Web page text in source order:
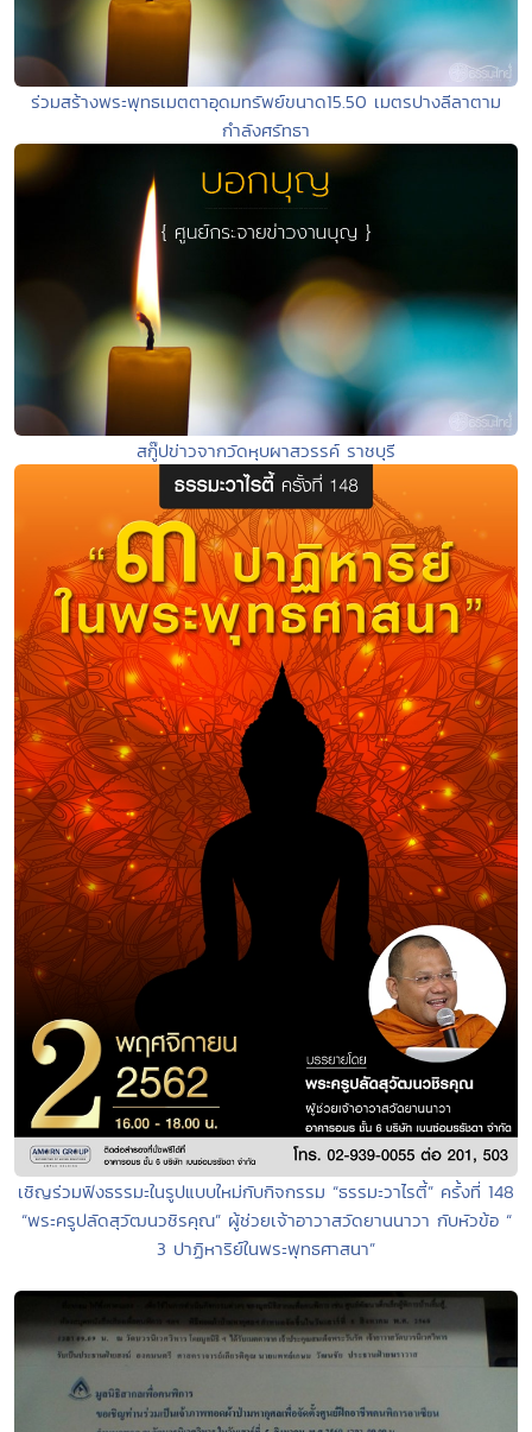
ร่วมสร้างพระพุทธเมตตาอุดมทรัพย์ขนาด15.50 เมตรปางลีลาตาม
กำลังศรัทธา
สกู๊ปข่าวจากวัดหุบผาสวรรค์ ราชบุรี
เชิญร่วมฟังธรรมะในรูปแบบใหม่กับกิจกรรม “ธรรมะวาไรตี้” ครั้งที่ 148
“พระครูปลัดสุวัฒนวชิรคุณ” ผู้ช่วยเจ้าอาวาสวัดยานนาวา กับหัวข้อ “
3 ปาฏิหาริย์ในพระพุทธศาสนา”